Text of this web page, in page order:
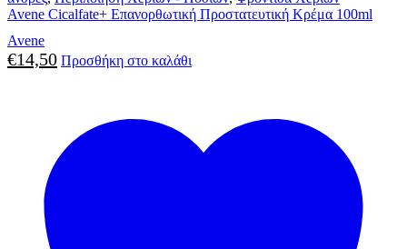
Avene Cicalfate+ Επανορθωτική Προστατευτική Κρέμα 100ml
Avene
€14,50 Προσθήκη στο καλάθι